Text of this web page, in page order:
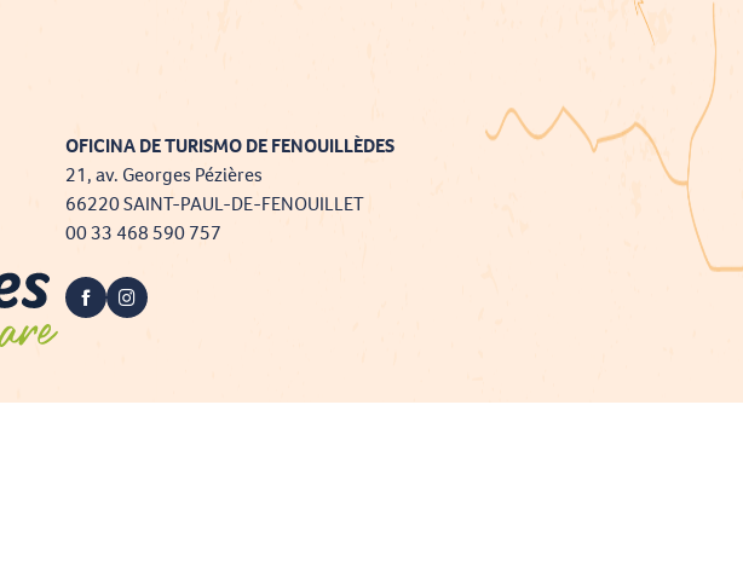
OFICINA DE TURISMO DE FENOUILLÈDES
21, av. Georges Pézières
66220 SAINT-PAUL-DE-FENOUILLET
00 33 468 590 757